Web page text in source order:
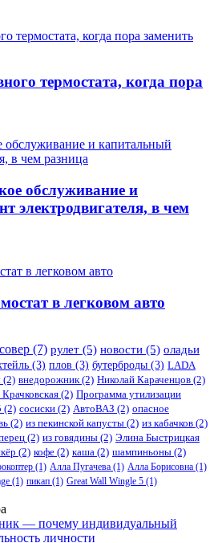
термостата, когда пора
обслуживание и
электродвигателя, в чем
в легковом авто
(7) рулет (5) новости (5) оладьи
(3) плов (3) бутерброды (3) LADA
(2) внедорожник(2) Николай Караченцов (2)
(2) Программа утилизации
(2) сосиски (2) АвтоВАЗ (2) опасное
(2) из пекинской капусты (2) из кабачков (2)
(2) из говядины (2) Элина Быстрицкая
(2) кофе (2) каша (2) шампиньоны (2)
(1) Алла Пугачева (1) Алла Борисовна (1)
(1) пикап (1) Great Wall Wingle 5 (1)